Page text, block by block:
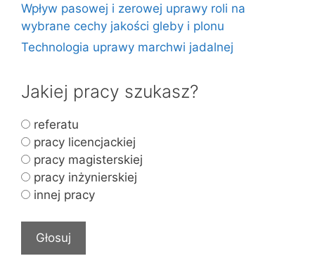
Wpływ pasowej i zerowej uprawy roli na
wybrane cechy jakości gleby i plonu
Technologia uprawy marchwi jadalnej
Jakiej pracy szukasz?
referatu
pracy licencjackiej
pracy magisterskiej
pracy inżynierskiej
innej pracy